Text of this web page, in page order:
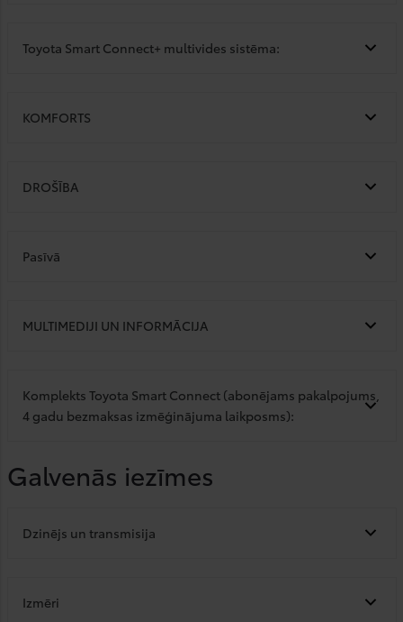
Toyota Smart Connect+ multivides sistēma:
KOMFORTS
DROŠĪBA
Pasīvā
MULTIMEDIJI UN INFORMĀCIJA
Komplekts Toyota Smart Connect (abonējams pakalpojums,
4 gadu bezmaksas izmēģinājuma laikposms):
Galvenās iezīmes
Dzinējs un transmisija
Izmēri